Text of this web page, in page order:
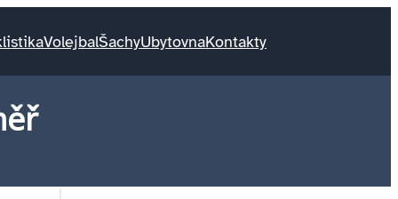
VolejbalŠachyUbytovnaKontakty